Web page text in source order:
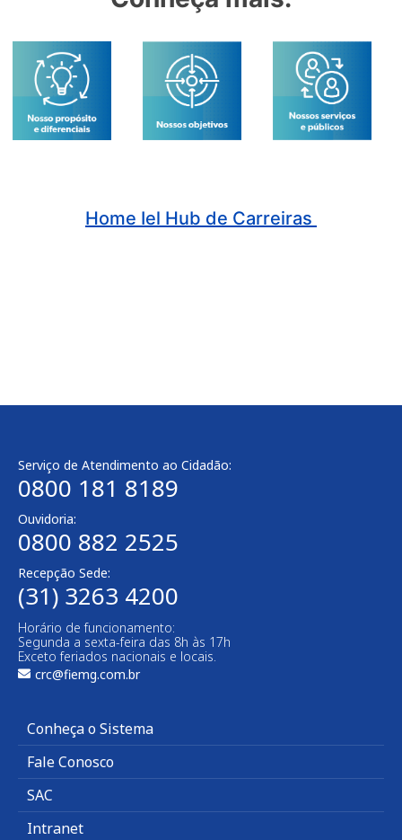
Home Iel Hub de Carreiras
Serviço de Atendimento ao Cidadão:
0800 181 8189
Ouvidoria:
0800 882 2525
Recepção Sede:
(31) 3263 4200
Horário de funcionamento:
Segunda a sexta-feira das 8h às 17h
Exceto feriados nacionais e locais.
crc@fiemg.com.br
Conheça o Sistema
Fale Conosco
SAC
Intranet